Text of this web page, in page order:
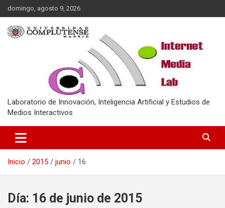
Saltar
al
contenido
domingo, agosto 9, 2026
Laboratorio de Innovación, Inteligencia Artificial y Estudios de
Medios Interactivos
Inicio 2015 junio 16
Día: 16 de junio de 2015